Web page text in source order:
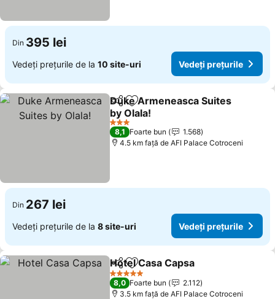
Din 395 lei
Vedeți prețurile de la 10 site-uri Vedeți prețurile
DistribuițiAdăugaţi la favorite
Duke Armeneasca Suites
by Olala!
3 Stele
8,1 Foarte bun
1.568
4.5 km faţă de AFI Palace Cotroceni
Din 267 lei
Vedeți prețurile de la 8 site-uri Vedeți prețurile
DistribuițiAdăugaţi la favorite
Hotel Casa Capsa
5 Stele
8,0 Foarte bun
2.112
3.5 km faţă de AFI Palace Cotroceni